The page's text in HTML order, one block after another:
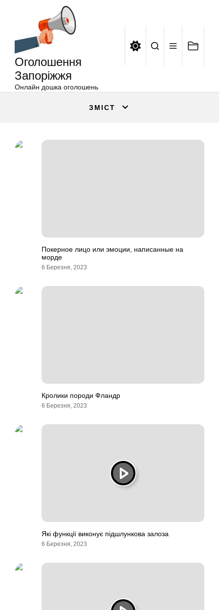
Оголошення
Запоріжжя
Онлайн дошка оголошень
ЗМІСТ
Покерное лицо или эмоции, написанные на
морде
6 Березня, 2023
Кролики породи Фландр
6 Березня, 2023
Які функції виконує підшлункова залоза
6 Березня, 2023